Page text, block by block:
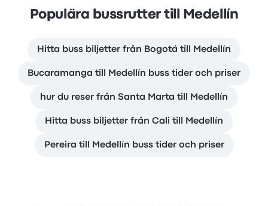
Populära bussrutter till Medellín
Hitta buss biljetter från Bogotá till Medellín
Bucaramanga till Medellín buss tider och priser
hur du reser från Santa Marta till Medellín
Hitta buss biljetter från Cali till Medellín
Pereira till Medellín buss tider och priser